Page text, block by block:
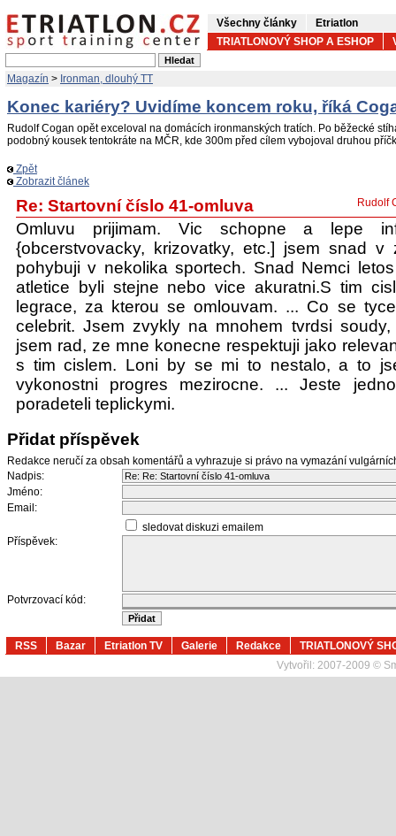
Všechny články
Etriatlon
TRIATLONOVÝ SHOP A ESHOP
Magazín > Ironman, dlouhý TT
Konec kariéry? Uvidíme koncem roku, říká
Rudolf Cogan opět exceloval na domácích ironmanských tratích. Po běžecké
podobný kousek tentokráte na MČR, kde 300m před cílem vybojoval druhou
Zpět
Zobrazit článek
Re: Startovní číslo 41-omluva Rudolf
Omluvu prijimam. Vic schopne a lepe
{obcerstvovacky, krizovatky, etc.] jsem snad
pohybuji v nekolika sportech. Snad Nemci
atletice byli stejne nebo vice akuratni.S tim
legrace, za kterou se omlouvam. ... Co se
celebrit. Jsem zvykly na mnohem tvrdsi
jsem rad, ze mne konecne respektuji jako
s tim cislem. Loni by se mi to nestalo, a to
vykonostni progres mezirocne. ... Jeste
poradeteli teplickymi.
Přidat příspěvek
Redakce neručí za obsah komentářů a vyhrazuje si právo na vymazání
Nadpis:
Jméno:
Email:
sledovat diskuzi emailem
Příspěvek:
Potvrzovací kód:
RSS Bazar Etriatlon TV Galerie Redakce
TRIATLONOVÝ
Vytvořil: 2007-2009 ©